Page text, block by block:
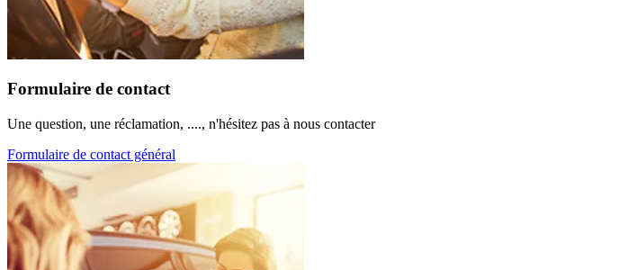
Formulaire de contact
Une question, une réclamation, ...., n'hésitez pas à nous contacter
Formulaire de contact général